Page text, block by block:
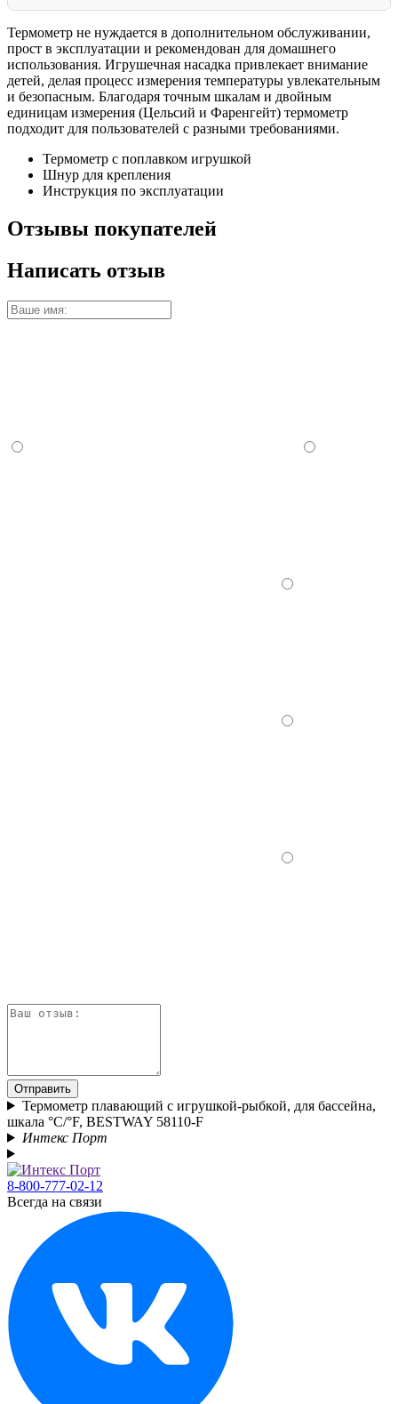
Термометр не нуждается в дополнительном обслуживании,
прост в эксплуатации и рекомендован для домашнего
использования. Игрушечная насадка привлекает внимание
детей, делая процесс измерения температуры увлекательным
и безопасным. Благодаря точным шкалам и двойным
единицам измерения (Цельсий и Фаренгейт) термометр
подходит для пользователей с разными требованиями.
Термометр с поплавком игрушкой
Шнур для крепления
Инструкция по эксплуатации
Отзывы покупателей
Написать отзыв
Отправить
Термометр плавающий с игрушкой-рыбкой, для бассейна,
шкала °C/°F, BESTWAY 58110-F
Интекс Порт
8-800-777-02-12
Всегда на связи